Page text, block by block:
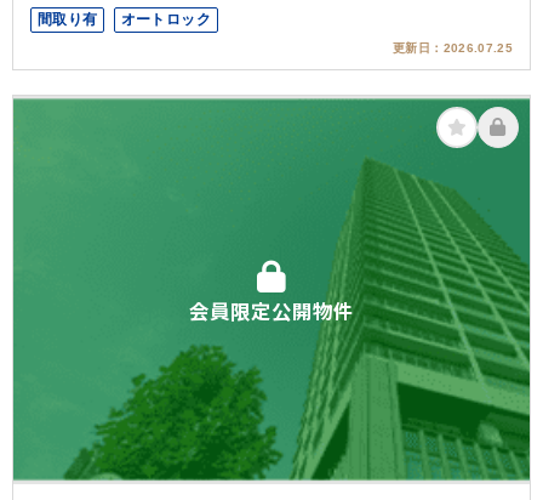
間取り有 オートロック
更新日： 2026.07.25
会員限定公開物件